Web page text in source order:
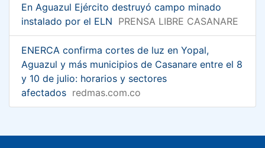
En Aguazul Ejército destruyó campo minado
instalado por el ELN PRENSA LIBRE CASANARE
ENERCA confirma cortes de luz en Yopal,
Aguazul y más municipios de Casanare entre el 8
y 10 de julio: horarios y sectores
afectados redmas.com.co